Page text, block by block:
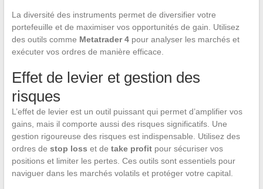
La diversité des instruments permet de diversifier votre
portefeuille et de maximiser vos opportunités de gain. Utilisez
des outils comme Metatrader 4pour analyser les marchés et
exécuter vos ordres de manière efficace.
Effet de levier et gestion des
risques
L’effet de levier est un outil puissant qui permet d’amplifier vos
gains, mais il comporte aussi des risques significatifs. Une
gestion rigoureuse des risques est indispensable. Utilisez des
ordres de stop loss et de take profitpour sécuriser vos
positions et limiter les pertes. Ces outils sont essentiels pour
naviguer dans les marchés volatils et protéger votre capital.